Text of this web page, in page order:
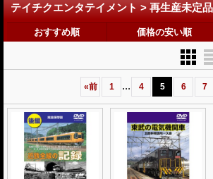
テイチクエンタテイメント > 再生産未定
おすすめ順 価格の安い順
«前 1 ... 4 5 6 7